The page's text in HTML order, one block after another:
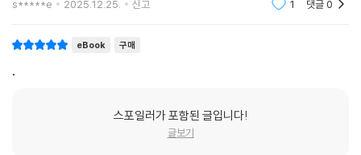
s*****e 2025.12.25. 신고 1 댓글0
eBook 구매
.
스포일러가 포함된 글입니다!
글보기